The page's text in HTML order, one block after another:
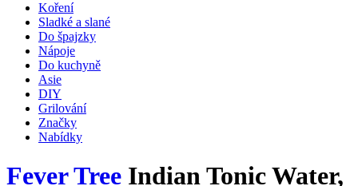
Koření
Sladké a slané
Do špajzky
Nápoje
Do kuchyně
Asie
DIY
Grilování
Značky
Nabídky
Fever Tree Indian Tonic Water,